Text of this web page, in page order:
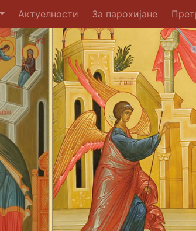
Актуелности За парохијане